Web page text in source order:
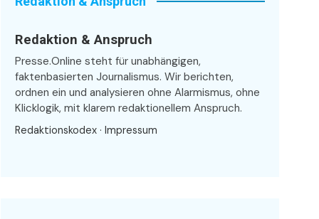
Redaktion & Anspruch
Presse.Online steht für unabhängigen,
faktenbasierten Journalismus. Wir berichten,
ordnen ein und analysieren ohne Alarmismus, ohne
Klicklogik, mit klarem redaktionellem Anspruch.
Redaktionskodex · Impressum